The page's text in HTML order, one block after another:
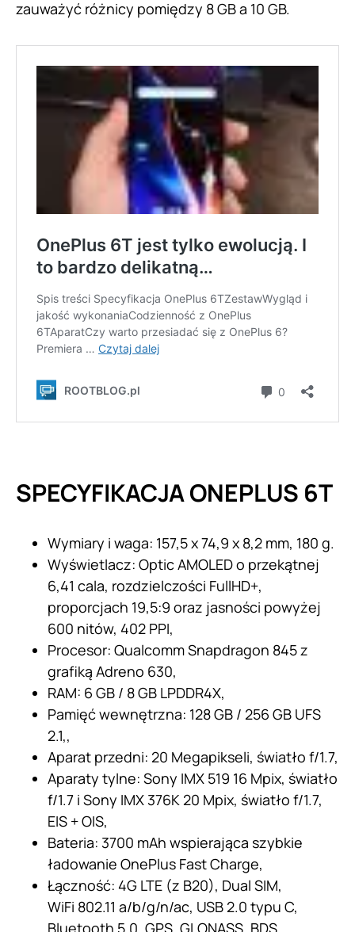
zauważyć różnicy pomiędzy 8 GB a 10 GB.
SPECYFIKACJA ONEPLUS 6T
Wymiary i waga: 157,5 x 74,9 x 8,2 mm, 180 g.
Wyświetlacz: Optic AMOLED o przekątnej
6,41 cala, rozdzielczości FullHD+,
proporcjach 19,5:9 oraz jasności powyżej
600 nitów, 402 PPI,
Procesor: Qualcomm Snapdragon 845 z
grafiką Adreno 630,
RAM: 6 GB / 8 GB LPDDR4X,
Pamięć wewnętrzna: 128 GB / 256 GB UFS
2.1,,
Aparat przedni: 20 Megapikseli, światło f/1.7,
Aparaty tylne: Sony IMX 519 16 Mpix, światło
f/1.7 i Sony IMX 376K 20 Mpix, światło f/1.7,
EIS + OIS,
Bateria: 3700 mAh wspierająca szybkie
ładowanie OnePlus Fast Charge,
Łączność: 4G LTE (z B20), Dual SIM,
WiFi 802.11 a/b/g/n/ac, USB 2.0 typu C,
Bluetooth 5.0, GPS, GLONASS, BDS